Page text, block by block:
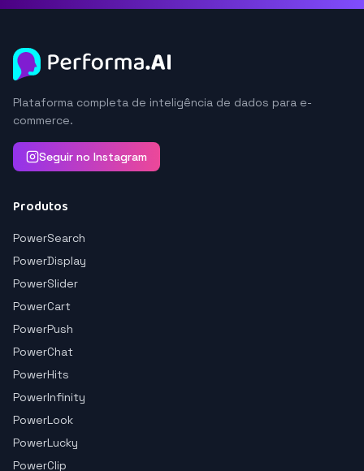
Plataforma completa de inteligência de dados para e-
commerce.
Seguir no Instagram
Produtos
PowerSearch
PowerDisplay
PowerSlider
PowerCart
PowerPush
PowerChat
PowerHits
PowerInfinity
PowerLook
PowerLucky
PowerClip